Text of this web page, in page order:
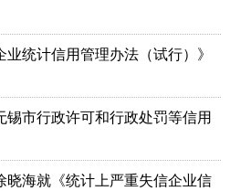
统计信用管理办法（试行）》
市行政许可和行政处罚等信用
晓海就《统计上严重失信企业信